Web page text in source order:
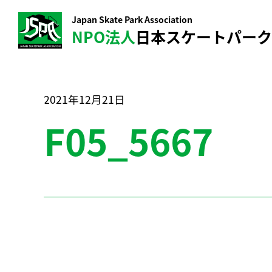
Japan Skate Park Association
NPO法人日本スケートパー
2021年12月21日
F05_5667